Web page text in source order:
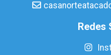
Redes